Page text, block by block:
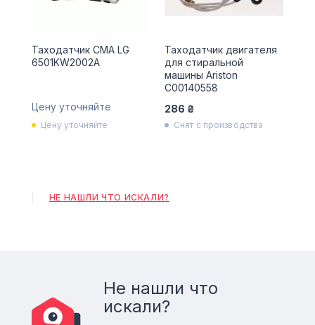
Таходатчик СМА LG
6501KW2002A
Цену уточняйте
Цену уточняйте
Таходатчик двигателя
для стиральной
машины Ariston
C00140558
286 ₴
Снят с производства
НЕ НАШЛИ ЧТО ИСКАЛИ?
Не нашли что
искали?